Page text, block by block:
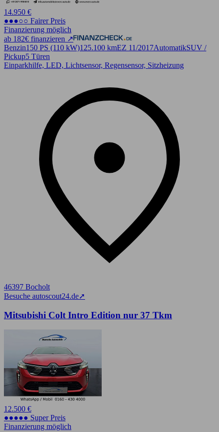
14.950 €
●●●○○ Fairer Preis
Finanzierung möglich
ab 182€ finanzieren ↗
Benzin150 PS (110 kW)125.100 kmEZ 11/2017AutomatikSUV /
Pickup5 Türen
Einparkhilfe, LED, Lichtsensor, Regensensor, Sitzheizung
46397 Bocholt
Besuche autoscout24.de➚
Mitsubishi Colt Intro Edition nur 37 Tkm
12.500 €
●●●●● Super Preis
Finanzierung möglich